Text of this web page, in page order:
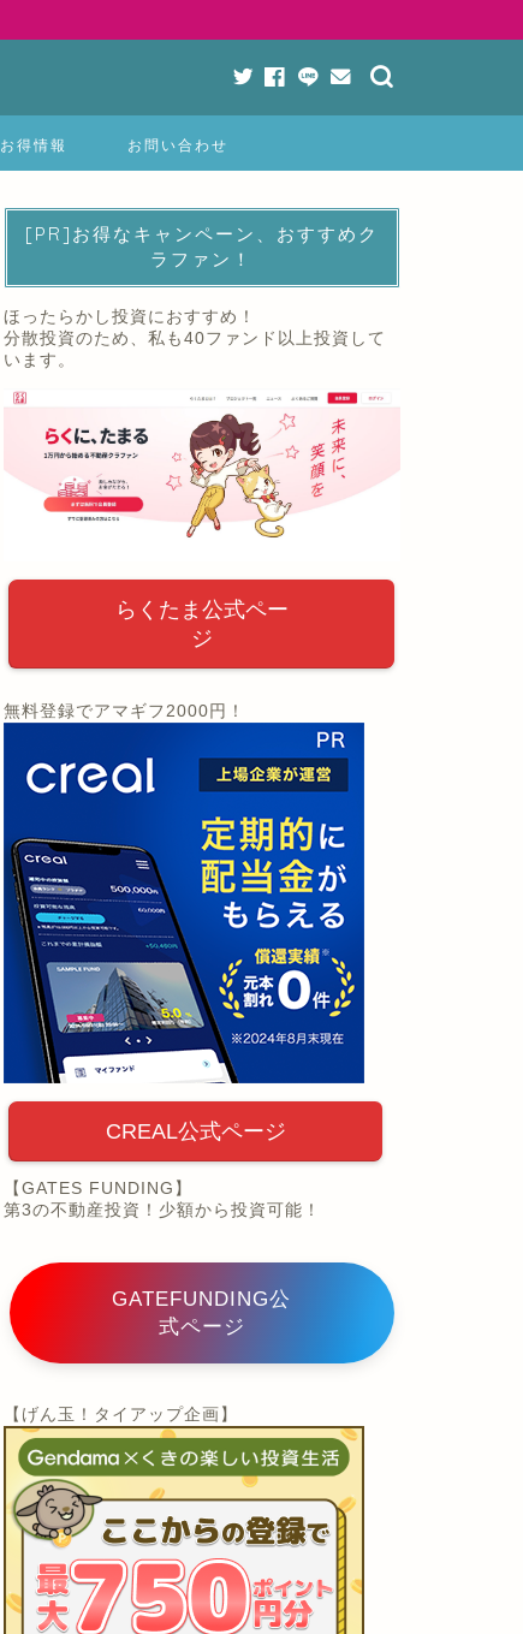
お得情報 お問い合わせ
[PR]お得なキャンペーン、おすすめク
ラファン！
ほったらかし投資におすすめ！
分散投資のため、私も40ファンド以上投資して
います。
らくたま公式ペー
ジ
無料登録でアマギフ2000円！
CREAL公式ページ
【GATES FUNDING】
第3の不動産投資！少額から投資可能！
GATEFUNDING公
式ページ
【げん玉！タイアップ企画】